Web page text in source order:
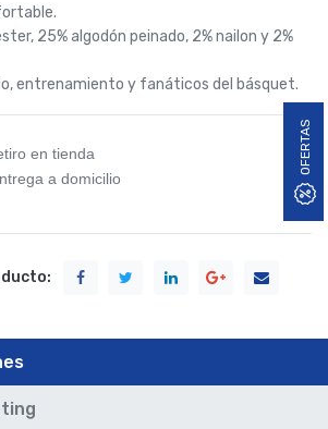
OFERTAS
25% algodón peinado, 2% nailon y 2%
entrenamiento y fanáticos del básquet.
en tienda
a domicilio